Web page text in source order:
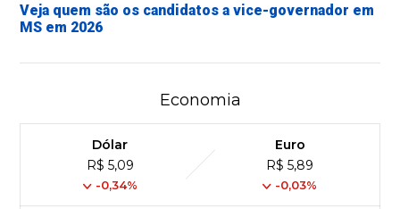
Veja quem são os candidatos a vice-governador em
MS em 2026
Economia
Dólar
R$ 5,09
-0,34%
Euro
R$ 5,89
-0,03%